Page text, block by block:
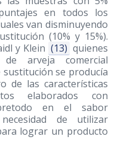
en todos los
van disminuyendo
(10% y 15%).
y Klein (13) quienes
arveja comercial
se producía
de las características
elaborados con
en el sabor
de utilizar
lograr un producto